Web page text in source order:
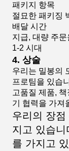
패키지 항목
절묘한 패키징
배달 시간
지급, 대량 주
1-2 시대
4. 상술
우리는 밀봉의
프로팀을 있습
고품질 제품,
기 협력을 가져
우리의 장
지고 있습
를 가지고